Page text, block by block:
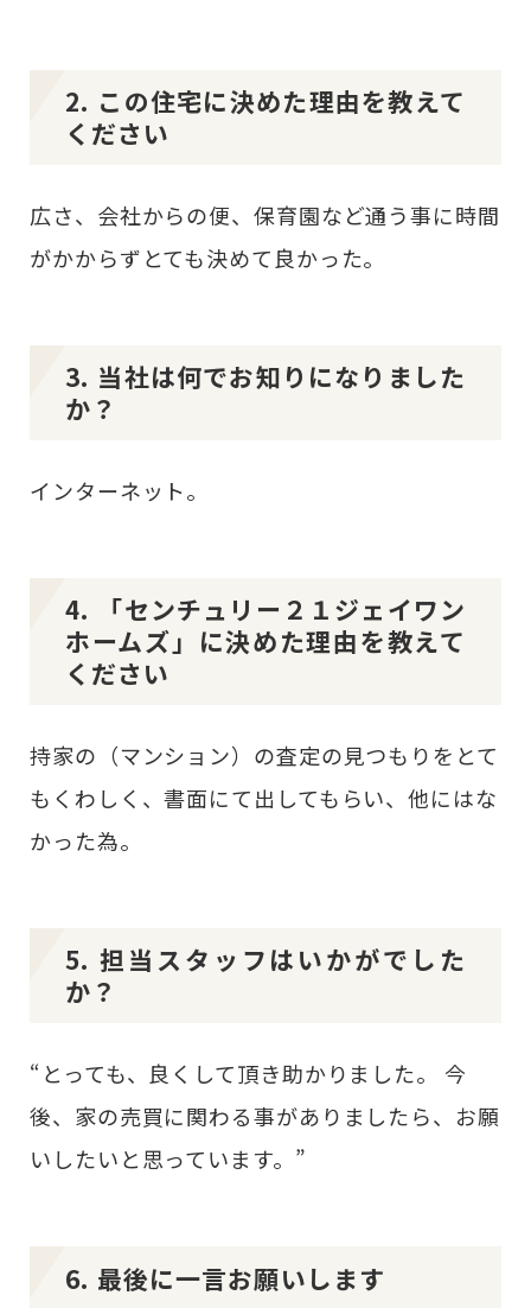
2. この住宅に決めた理由を教えて
ください
広さ、会社からの便、保育園など通う事に時間
がかからずとても決めて良かった。
3. 当社は何でお知りになりました
か？
インターネット。
4. 「センチュリー２１ジェイワン
ホームズ」に決めた理由を教えて
ください
持家の（マンション）の査定の見つもりをとて
もくわしく、書面にて出してもらい、他にはな
かった為。
5. 担当スタッフはいかがでした
か？
“とっても、良くして頂き助かりました。 今
後、家の売買に関わる事がありましたら、お願
いしたいと思っています。”
6. 最後に一言お願いします